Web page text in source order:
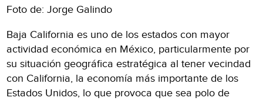
Foto de: Jorge Galindo
Baja California es uno de los estados con mayor
actividad económica en México, particularmente por
su situación geográfica estratégica al tener vecindad
con California, la economía más importante de los
Estados Unidos, lo que provoca que sea polo de